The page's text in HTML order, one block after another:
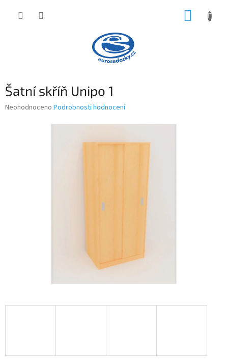
Šatní skříň Unipo 1
Průměrné
Neohodnoceno Podrobnosti hodnocení